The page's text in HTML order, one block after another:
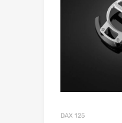
DAX 125